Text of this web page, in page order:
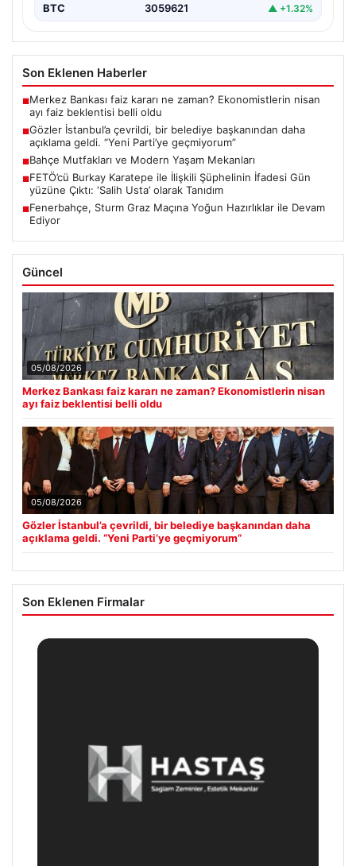
BTC 3059621 ▲ +1.32%
Son Eklenen Haberler
■Merkez Bankası faiz kararı ne zaman? Ekonomistlerin nisan
ayı faiz beklentisi belli oldu
■Gözler İstanbul’a çevrildi, bir belediye başkanından daha
açıklama geldi. “Yeni Parti’ye geçmiyorum”
■Bahçe Mutfakları ve Modern Yaşam Mekanları
■FETÖ’cü Burkay Karatepe ile İlişkili Şüphelinin İfadesi Gün
yüzüne Çıktı: ‘Salih Usta’ olarak Tanıdım
■Fenerbahçe, Sturm Graz Maçına Yoğun Hazırlıklar ile Devam
Ediyor
Güncel
05/08/2026
Merkez Bankası faiz kararı ne zaman? Ekonomistlerin nisan
ayı faiz beklentisi belli oldu
05/08/2026
Gözler İstanbul’a çevrildi, bir belediye başkanından daha
açıklama geldi. “Yeni Parti’ye geçmiyorum”
Son Eklenen Firmalar